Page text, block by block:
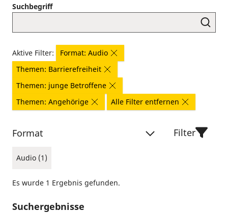
Suchbegriff
Aktive Filter:
Format: Audio
Themen: Barrierefreiheit
Themen: junge Betroffene
Themen: Angehörige
Alle Filter entfernen
Format
Audio (1)
Filter
Es wurde 1 Ergebnis gefunden.
Suchergebnisse